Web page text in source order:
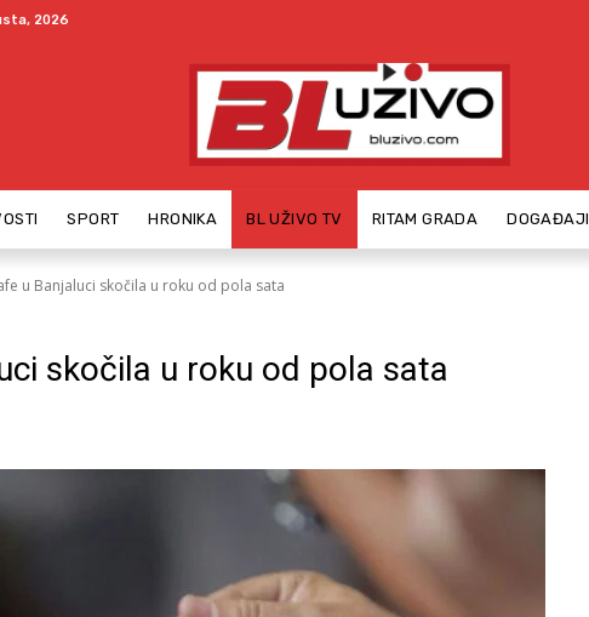
2026
SPORT HRONIKA BL UŽIVO TV RITAM GRADA DOGAĐAJI
u Banjaluci skočila u roku od pola sata
skočila u roku od pola sata